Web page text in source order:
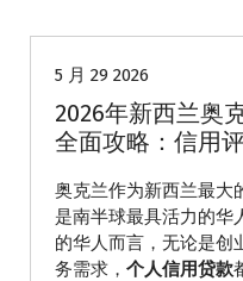
5 月 29 2026
2026年新西兰奥
全面攻略：信用
奥克兰作为新西兰最大
是南半球最具活力的华
的华人而言，无论是创
务需求， 个人信用贷款